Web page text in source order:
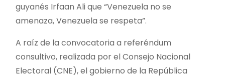
guyanés Irfaan Ali que “Venezuela no se
amenaza, Venezuela se respeta”.
A raíz de la convocatoria a referéndum
consultivo, realizada por el Consejo Nacional
Electoral (CNE), el gobierno de la República